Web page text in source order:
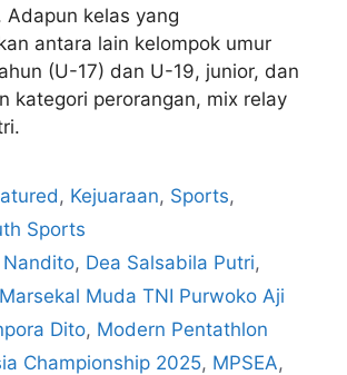
Adapun kelas yang
antara lain kelompok umur
(U-17) dan U-19, junior, dan
kategori perorangan, mix relay
, Kejuaraan, Sports,
Sports
Nandito, Dea Salsabila Putri,
Marsekal Muda TNI Purwoko Aji
Dito, Modern Pentathlon
Championship 2025, MPSEA,